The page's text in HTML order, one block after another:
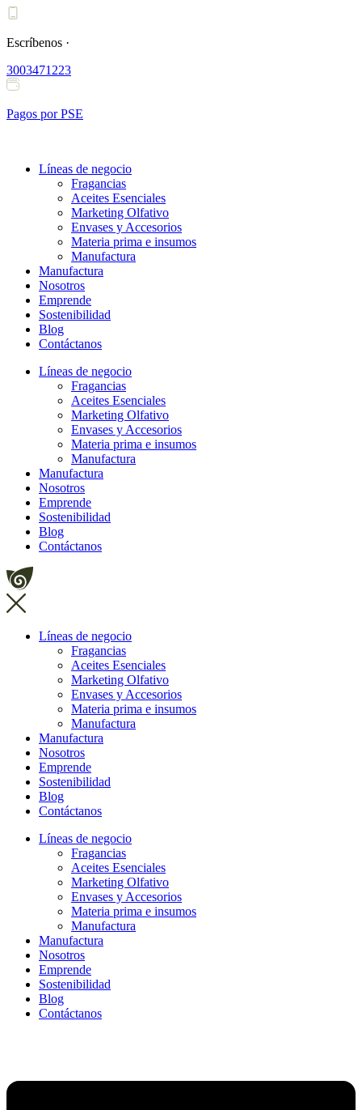
Ir
contenido
Escríbenos ·
3003471223
Pagos por PSE
Líneas de negocio
Fragancias
Aceites Esenciales
Marketing Olfativo
Envases y Accesorios
Materia prima e insumos
Manufactura
Manufactura
Nosotros
Emprende
Sostenibilidad
Blog
Contáctanos
Líneas de negocio
Fragancias
Aceites Esenciales
Marketing Olfativo
Envases y Accesorios
Materia prima e insumos
Manufactura
Manufactura
Nosotros
Emprende
Sostenibilidad
Blog
Contáctanos
Líneas de negocio
Fragancias
Aceites Esenciales
Marketing Olfativo
Envases y Accesorios
Materia prima e insumos
Manufactura
Manufactura
Nosotros
Emprende
Sostenibilidad
Blog
Contáctanos
Líneas de negocio
Fragancias
Aceites Esenciales
Marketing Olfativo
Envases y Accesorios
Materia prima e insumos
Manufactura
Manufactura
Nosotros
Emprende
Sostenibilidad
Blog
Contáctanos